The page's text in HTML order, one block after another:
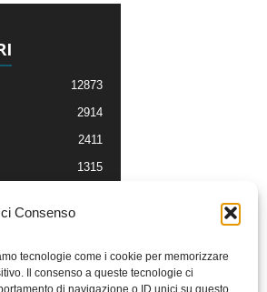
Consenso
tecnologie come i cookie per memorizzare
Il consenso a queste tecnologie ci
di navigazione o ID unici su questo
12873
2914
2411
1315